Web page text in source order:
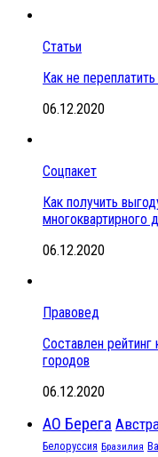
Статьи
Как не
06.12.2020
Соцпакет
Как получить
многоквартирного
06.12.2020
Правовед
Составлен
городов
06.12.2020
АО Берега
Белоруссия Бразилия